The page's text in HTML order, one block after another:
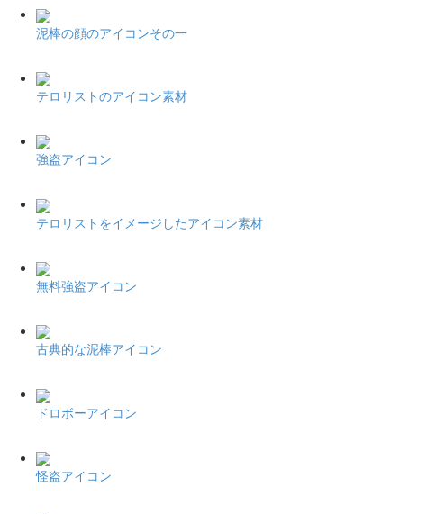
泥棒の顔のアイコンその一
テロリストのアイコン素材
強盗アイコン
テロリストをイメージしたアイコン素材
無料強盗アイコン
古典的な泥棒アイコン
ドロボーアイコン
怪盗アイコン